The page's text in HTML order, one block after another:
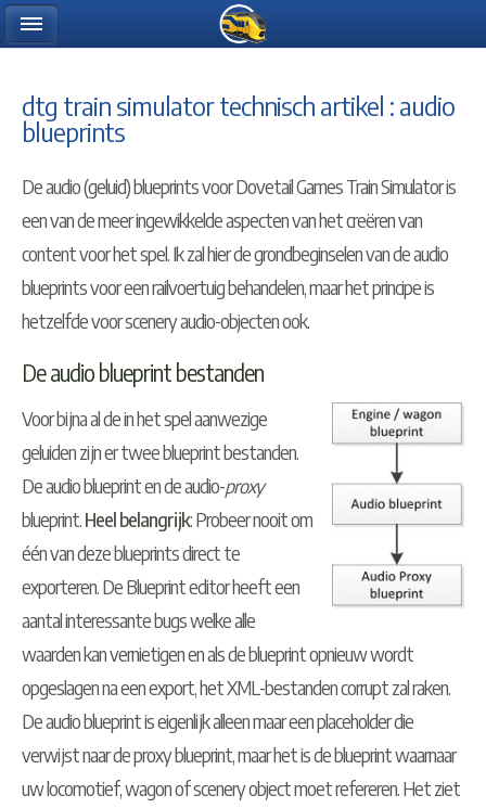
dtg train simulator technisch artikel : audio
blueprints
De audio (geluid) blueprints voor Dovetail Games Train Simulator is
een van de meer ingewikkelde aspecten van het creëren van
content voor het spel. Ik zal hier de grondbeginselen van de audio
blueprints voor een railvoertuig behandelen, maar het principe is
hetzelfde voor scenery audio-objecten ook.
De audio blueprint bestanden
Voor bijna al de in het spel aanwezige
geluiden zijn er twee blueprint bestanden.
De audio blueprint en de audio-proxy
blueprint.Heel belangrijk: Probeer nooit om
één van deze blueprints direct te
exporteren. De Blueprint editor heeft een
aantal interessante bugs welke alle
waarden kan vernietigen en als de blueprint opnieuw wordt
opgeslagen na een export, het XML-bestanden corrupt zal raken.
De audio blueprint is eigenlijk alleen maar een placeholder die
verwijst naar de proxy blueprint, maar het is de blueprint waarnaar
uw locomotief, wagon of scenery object moet refereren. Het ziet